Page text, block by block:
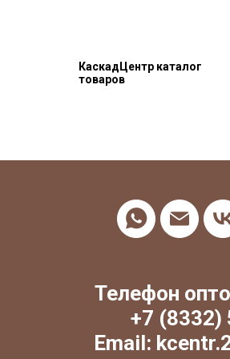
КаскадЦентр каталог
товаров
Телефон
+7 (8332)
Email: